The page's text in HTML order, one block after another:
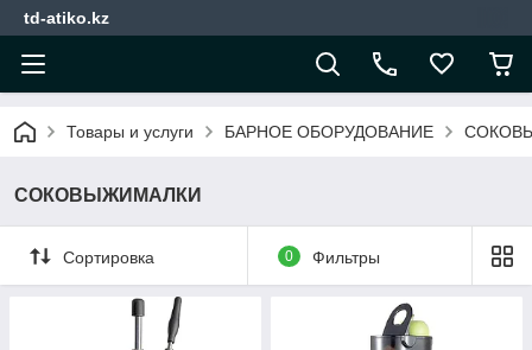
td-atiko.kz
Товары и услуги БАРНОЕ ОБОРУДОВАНИЕ
СОКОВЫЖИМАЛКИ
Сортировка 0 Фильтры